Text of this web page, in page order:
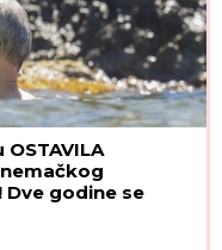
godine se